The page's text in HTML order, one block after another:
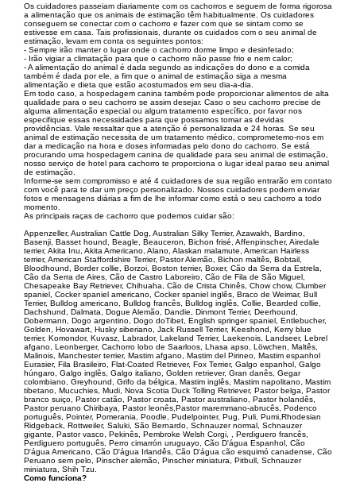
Os cuidadores passeiam diariamente com os cachorros e seguem de forma rigorosa
a alimentação que os animais de estimação têm habitualmente. Os cuidadores
conseguem se conectar com o cachorro e fazer com que se sintam como se
estivesse em casa. Tais profissionais, durante os cuidados com o seu animal de
estimação, levam em conta os seguintes pontos:
- Sempre irão manter o lugar onde o cachorro dorme limpo e desinfetado;
- Irão vigiar a climatação para que o cachorro não passe frio e nem calor;
- A alimentação do animal é dada segundo as indicações do dono e a comida
também é dada por ele, a fim que o animal de estimação siga a mesma
alimentação e dieta que estão acostumados em seu dia-a-dia.
Em todo caso, a hospedagem canina também pode proporcionar alimentos de alta
qualidade para o seu cachorro se assim desejar. Caso o seu cachorro precise de
alguma alimentação especial ou algum tratamento específico, por favor nos
especifique essas necessidades para que possamos tomar as devidas
providências. Vale ressaltar que a atenção é personalizada e 24 horas. Se seu
animal de estimação necessita de um tratamento médico, comprometemo-nos em
dar a medicação na hora e doses informadas pelo dono do cachorro. Se está
procurando uma hospedagem canina de qualidade para seu animal de estimação,
nosso serviço de hotel para cachorro te proporciona o lugar ideal parao seu animal
de estimação.
Informe-se sem compromisso e até 4 cuidadores de sua região entrarão em contato
com você para te dar um preço personalizado. Nossos cuidadores podem enviar
fotos e mensagens diárias a fim de lhe informar como está o seu cachorro a todo
momento.
As principais raças de cachorro que podemos cuidar são:
Appenzeller, Australian Cattle Dog, Australian Silky Terrier, Azawakh, Bardino,
Basenji, Basset hound, Beagle, Beauceron, Bichon frisé, Affenpinscher, Airedale
terrier, Akita Inu, Akita Americano, Alano, Alaskan malamute, American Hairless
terrier, American Staffordshire Terrier, Pastor Alemão, Bichon maltês, Bobtail,
Bloodhound, Border collie, Borzoi, Boston terrier, Boxer, Cão da Serra da Estrela,
Cão da Serra de Aires, Cão de Castro Laboreiro, Cão de Fila de São Miguel,
Chesapeake Bay Retriever, Chihuaha, Cão de Crista Chinês, Chow chow, Clumber
spaniel, Cocker spaniel americano, Cocker spaniel inglês, Braco de Weimar, Bull
Terrier, Bulldog americano, Bulldog francês, Bulldog inglês, Collie, Bearded collie,
Dachshund, Dalmata, Dogue Alemão, Dandie, Dinmont Terrier, Deerhound,
Dobermann, Dogo argentino, Dogo doTibet, English springer spaniel, Entlebucher,
Golden, Hovawart, Husky siberiano, Jack Russell Terrier, Keeshond, Kerry blue
terrier, Komondor, Kuvasz, Labrador, Lakeland Terrier, Laekenois, Landseer, Lebrel
afgano, Leonberger, Cachorro lobo de Saarloos, Lhasa apso, Löwchen, Maltês,
Malinois, Manchester terrier, Mastim afgano, Mastim del Pirineo, Mastim espanhol
Eurasier, Fila Brasileiro, Flat-Coated Retriever, Fox Terrier, Galgo espanhol, Galgo
húngaro, Galgo inglês, Galgo italiano, Golden retriever, Gran danês, Gegar
colombiano, Greyhound, Grifo da bélgica, Mastim inglês, Mastim napolitano, Mastim
tibetano, Mucuchies, Mudi, Nova Scotia Duck Tolling Retriever, Pastor belga, Pastor
branco suiço, Pastor catão, Pastor croata, Pastor australiano, Pastor holandês,
Pastor peruano Chiribaya, Pastor leonês,Pastor maremmano-abrucês, Podenco
português, Pointer, Pomerania, Poodle, Pudelpointer, Pug, Puli, Pumi,Rhodesian
Ridgeback, Rottweiler, Saluki, São Bernardo, Schnauzer normal, Schnauzer
gigante, Pastor vasco, Pekinês, Pembroke Welsh Corgi, , Perdiguero francês,
Perdiguero português, Perro cimarrón uruguayo, Cão D'água Espanhol, Cão
D'água Americano, Cão D'água Irlandês, Cão D'água cão esquimó canadense, Cão
Peruano sem pelo, Pinscher alemão, Pinscher miniatura, Pitbull, Schnauzer
miniatura, Shih Tzu.
Como funciona?